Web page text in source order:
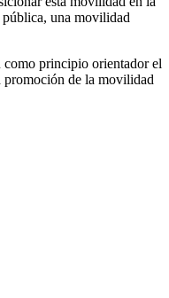
una movilidad
principio orientador el
promoción de la movilidad